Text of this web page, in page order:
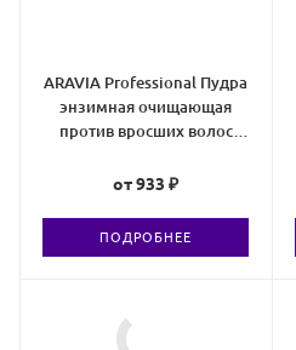
ARAVIA Professional Пудра
энзимная очищающая
против вросших волос
от933 ₽
ПОДРОБНЕЕ